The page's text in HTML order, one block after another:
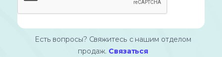
Есть вопросы? Свяжитесь с нашим отделом
продаж. Связаться